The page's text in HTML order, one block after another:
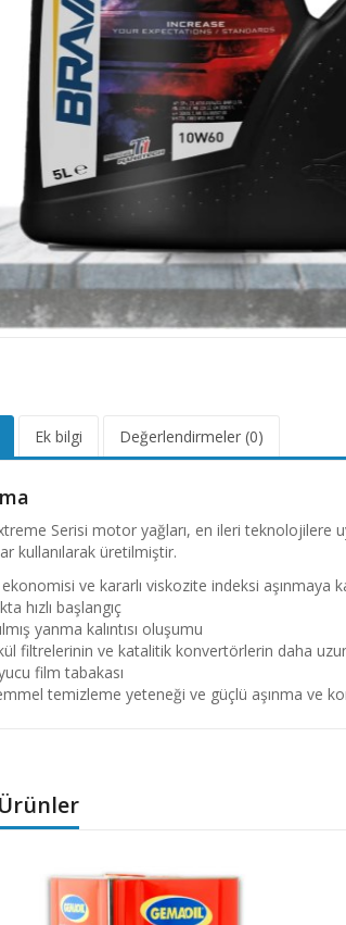
Ek bilgi Değerlendirmeler (0)
Serisi motor yağları, en ileri teknolojilere
kullanılarak üretilmiştir.
ekonomisi ve kararlı viskozite indeksi aşınmaya
hızlı başlangıç
yanma kalıntısı oluşumu
filtrelerinin ve katalitik konvertörlerin daha
film tabakası
temizleme yeteneği ve güçlü aşınma ve